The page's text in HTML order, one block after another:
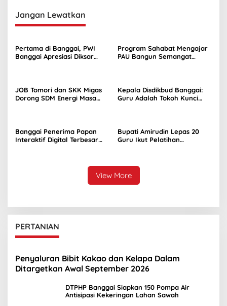
Jangan Lewatkan
Pertama di Banggai, PWI
Banggai Apresiasi Diksar
Program Sahabat Mengajar
PAU Bangun Semangat
JOB Tomori dan SKK Migas
Dorong SDM Energi Masa
Kepala Disdikbud Banggai:
Guru Adalah Tokoh Kunci
Banggai Penerima Papan
Interaktif Digital Terbesar
Bupati Amirudin Lepas 20
Guru Ikut Pelatihan
View More
PERTANIAN
Penyaluran Bibit Kakao dan Kelapa Dalam
Ditargetkan Awal September 2026
DTPHP Banggai Siapkan 150 Pompa Air
Antisipasi Kekeringan Lahan Sawah